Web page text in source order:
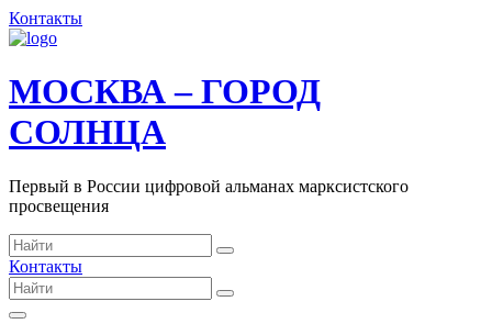
Контакты
МОСКВА – ГОРОД
СОЛНЦА
Первый в России цифровой альманах марксистского
просвещения
Контакты